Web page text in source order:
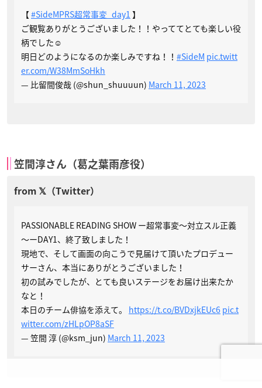
【#SideMPRS超常事変_day1 】
ご観覧ありがとうございました！！やっててとても楽しい役
柄でした☺️
明日どのようになるのか楽しみですね！！ #SideM pic.twitt
er.com/W38MmSoHkh
— 比留間俊哉 (@shun_shuuuun) March 11, 2023
笠間淳さん（葛之葉雨彦役）
PASSIONABLE READING SHOW ー超常事変～対立スル正義
～ーDAY1、終了致しました！
現地で、そして画面の向こうで見届けて頂いたプロデュー
サーさん、本当にありがとうございました！
初の試みでしたが、とても良いステージをお届け出来たか
なと！
本日のチーム俳協を添えて。 https://t.co/BVDxjkEUc6 pic.t
witter.com/zHLpOP8aSF
— 笠間 淳 (@ksm_jun) March 11, 2023